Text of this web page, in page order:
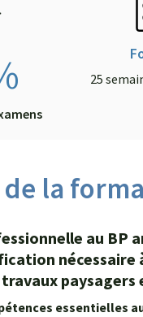
25
la
au BP
travaux
essentielles
: Former les